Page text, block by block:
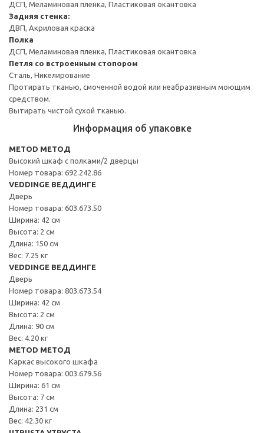
ДСП, Меламиновая пленка, Пластиковая окантовка
Задняя стенка:
ДВП, Акриловая краска
Полка
ДСП, Меламиновая пленка, Пластиковая окантовка
Петля со встроенным стопором
Сталь, Никелирование
Протирать тканью, смоченной водой или неабразивным моющим
средством.
Вытирать чистой сухой тканью.
Информация об упаковке
METOD МЕТОД
Высокий шкаф с полками/2 дверцы
Номер товара: 692.242.86
VEDDINGE ВЕДДИНГЕ
Дверь
Номер товара: 603.673.50
Ширина: 42 см
Высота: 2 см
Длина: 150 см
Вес: 7.25 кг
VEDDINGE ВЕДДИНГЕ
Дверь
Номер товара: 803.673.54
Ширина: 42 см
Высота: 2 см
Длина: 90 см
Вес: 4.20 кг
METOD МЕТОД
Каркас высокого шкафа
Номер товара: 003.679.56
Ширина: 61 см
Высота: 7 см
Длина: 231 см
Вес: 42.30 кг